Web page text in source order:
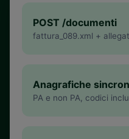
POST /documenti
fattura_089.xml +
Anagrafiche
PA e non PA, codici